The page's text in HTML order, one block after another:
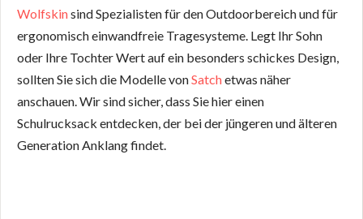
Wolfskinsind Spezialisten für den Outdoorbereich und für
ergonomisch einwandfreie Tragesysteme. Legt Ihr Sohn
oder Ihre Tochter Wert auf ein besonders schickes Design,
sollten Sie sich die Modelle vonSatchetwas näher
anschauen. Wir sind sicher, dass Sie hier einen
Schulrucksack entdecken, der bei der jüngeren und älteren
Generation Anklang findet.